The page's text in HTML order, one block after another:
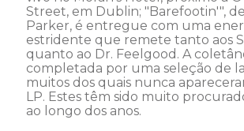
Street, em Dublin; "Barefootin'",
Parker, é entregue com uma
estridente que remete tanto aos
quanto ao Dr. Feelgood. A
completada por uma seleção de
muitos dos quais nunca
LP. Estes têm sido muito
ao longo dos anos.